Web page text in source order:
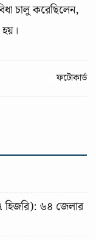
চালু করেছিলেন,
ফটোকার্ড
৬৪ জেলার